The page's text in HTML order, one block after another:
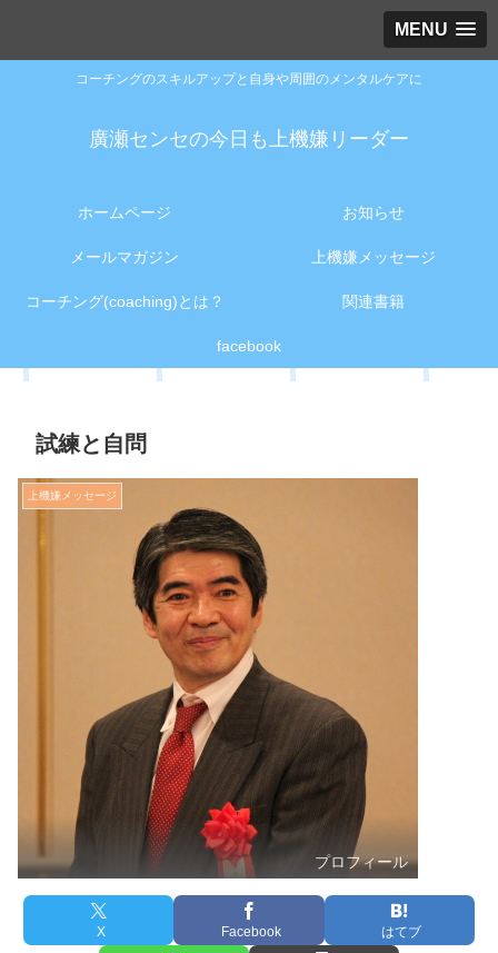
MENU
コーチングのスキルアップと自身や周囲のメンタルケアに
廣瀬センセの今日も上機嫌リーダー
ホームページ お知らせ
メールマガジン 上機嫌メッセージ
コーチング(coaching)とは？ 関連書籍
facebook
試練と自問
上機嫌メッセージ
プロフィール
X Facebook はてブ